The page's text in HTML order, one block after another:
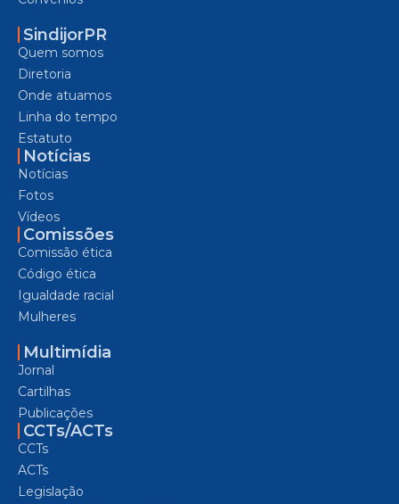
SindijorPR
Quem somos
Diretoria
Onde atuamos
Linha do tempo
Estatuto
Notícias
Notícias
Fotos
Vídeos
Comissões
Comissão ética
Código ética
Igualdade racial
Mulheres
Multimídia
Jornal
Cartilhas
Publicações
CCTs/ACTs
CCTs
ACTs
Legislação